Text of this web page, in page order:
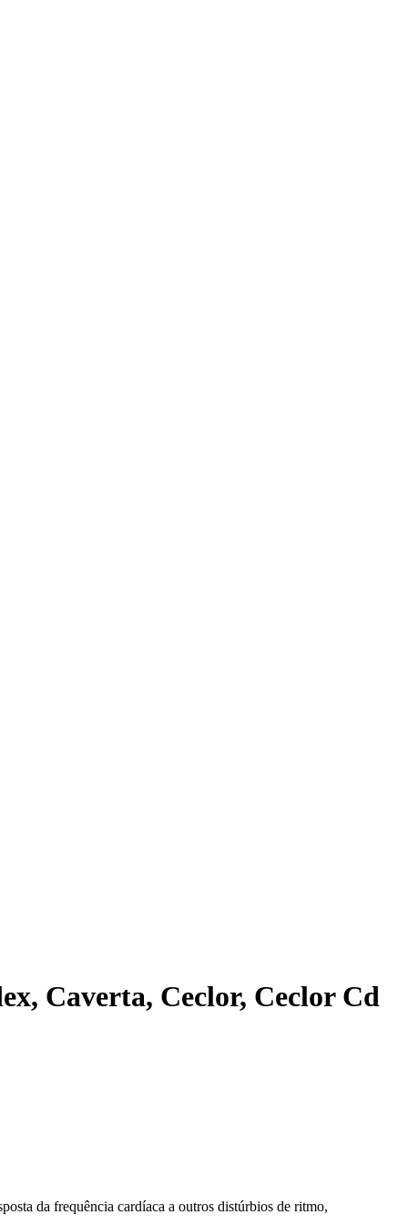
Caverta, Ceclor, Ceclor Cd
da frequência cardíaca a outros distúrbios de ritmo,